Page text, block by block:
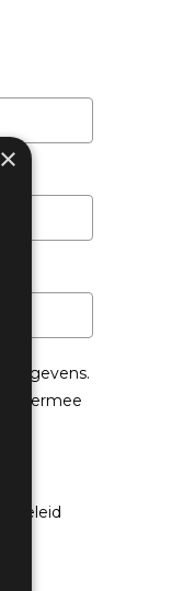
gegevens.
hiermee
×